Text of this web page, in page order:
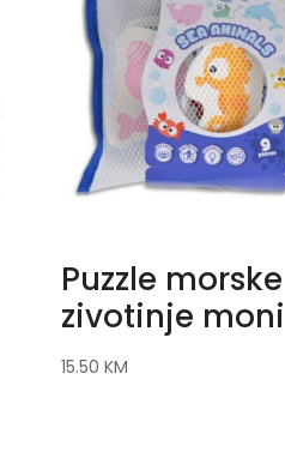
Puzzle morske
zivotinje moni
15.50 KM